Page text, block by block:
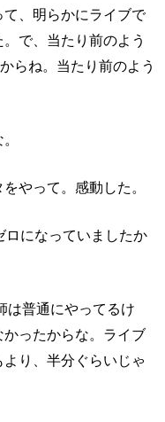
、明らかにライブで
で、当たり前のよう
らね。当たり前のよう
やって。感動した。
ロになっていましたか
は普通にやってるけ
ったからな。ライブ
り、半分ぐらいじゃ